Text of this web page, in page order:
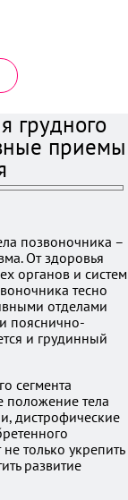
грудного
приемы
позвоночника –
От здоровья
органов и систем
тесно
отделами
пояснично-
и грудинный
сегмента
положение тела
дистрофические
только укрепить
развитие